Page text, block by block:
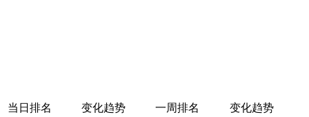
当日排名 变化趋势 一周排名
变化趋势